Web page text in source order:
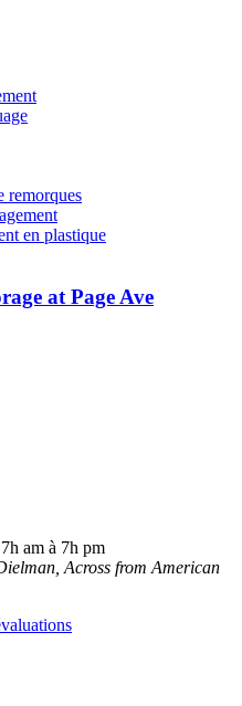
remorques
en plastique
at Page Ave
am à 7h pm
Across from American